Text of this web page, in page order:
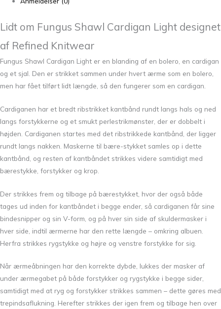
Lidt om Fungus Shawl Cardigan Light designet
af Refined Knitwear
Fungus Shawl Cardigan Light er en blanding af en bolero, en cardigan
og et sjal. Den er strikket sammen under hvert ærme som en bolero,
men har fået tilført lidt længde, så den fungerer som en cardigan.
Cardiganen har et bredt ribstrikket kantbånd rundt langs hals og ned
langs forstykkerne og et smukt perlestrikmønster, der er dobbelt i
højden. Cardiganen startes med det ribstrikkede kantbånd, der ligger
rundt langs nakken. Maskerne til bære-stykket samles op i dette
kantbånd, og resten af kantbåndet strikkes videre samtidigt med
bærestykke, forstykker og krop.
Der strikkes frem og tilbage på bærestykket, hvor der også både
tages ud inden for kantbåndet i begge ender, så cardiganen får sine
bindesnipper og sin V-form, og på hver sin side af skuldermasker i
hver side, indtil ærmerne har den rette længde – omkring albuen.
Herfra strikkes rygstykke og højre og venstre forstykke for sig.
Når ærmeåbningen har den korrekte dybde, lukkes der masker af
under ærmegabet på både forstykker og rygstykke i begge sider,
samtidigt med at ryg og forstykker strikkes sammen – dette gøres med
trepindsaflukning. Herefter strikkes der igen frem og tilbage hen over